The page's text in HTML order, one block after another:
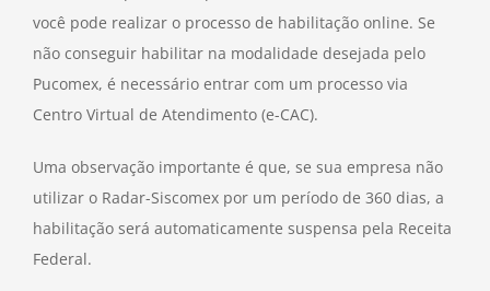
você pode realizar o processo de habilitação online. Se
não conseguir habilitar na modalidade desejada pelo
Pucomex, é necessário entrar com um processo via
Centro Virtual de Atendimento (e-CAC).
Uma observação importante é que, se sua empresa não
utilizar o Radar-Siscomex por um período de 360 dias, a
habilitação será automaticamente suspensa pela Receita
Federal.